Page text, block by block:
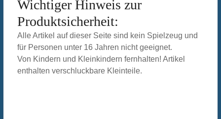
Wichtiger Hinweis zur
Produktsicherheit:
Alle Artikel auf dieser Seite sind kein Spielzeug und
für Personen unter 16 Jahren nicht geeignet.
Von Kindern und Kleinkindern fernhalten! Artikel
enthalten verschluckbare Kleinteile.